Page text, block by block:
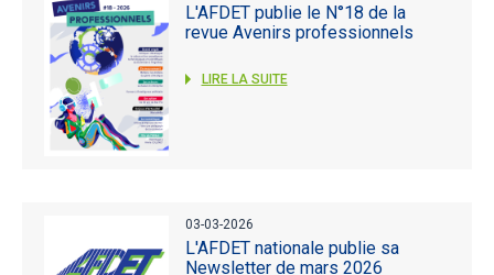
L'AFDET publie le N°18 de la
revue Avenirs professionnels
LIRE LA SUITE
03-03-2026
L'AFDET nationale publie sa
Newsletter de mars 2026